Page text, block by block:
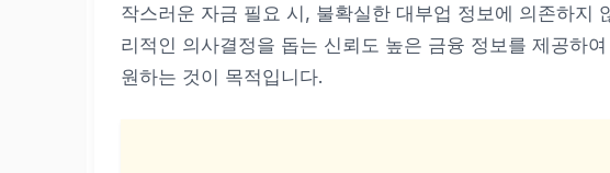
작스러운 자금 필요 시, 불확실한 대부업 정보에 의존하지
리적인 의사결정을 돕는 신뢰도 높은 금융 정보를 제공하
원하는 것이 목적입니다.